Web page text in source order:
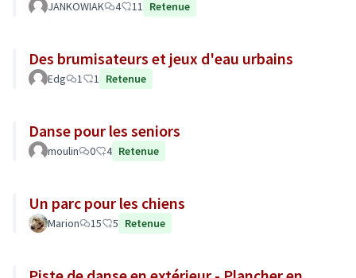
JANKOWIAK 4 11 Retenue
Des brumisateurs et jeux d'eau urbains
Edg 1 1 Retenue
Danse pour les seniors
moulin 0 4 Retenue
Un parc pour les chiens
Marion 15 5 Retenue